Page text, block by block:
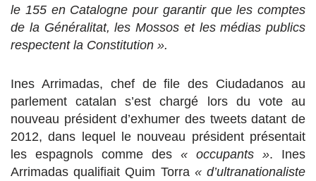
le 155 en Catalogne pour garantir que les comptes
de la Généralitat, les Mossos et les médias publics
respectent la Constitution ».
Ines Arrimadas, chef de file des Ciudadanos au
parlement catalan s’est chargé lors du vote au
nouveau président d’exhumer des tweets datant de
2012, dans lequel le nouveau président présentait
les espagnols comme des « occupants ». Ines
Arrimadas qualifiait Quim Torra « d’ultranationaliste